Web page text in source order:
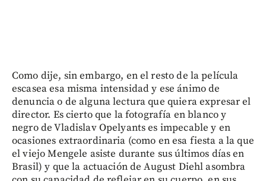
Como dije, sin embargo, en el resto de la película
escasea esa misma intensidad y ese ánimo de
denuncia o de alguna lectura que quiera expresar el
director. Es cierto que la fotografía en blanco y
negro de Vladislav Opelyants es impecable y en
ocasiones extraordinaria (como en esa fiesta a la que
el viejo Mengele asiste durante sus últimos días en
Brasil) y que la actuación de August Diehl asombra